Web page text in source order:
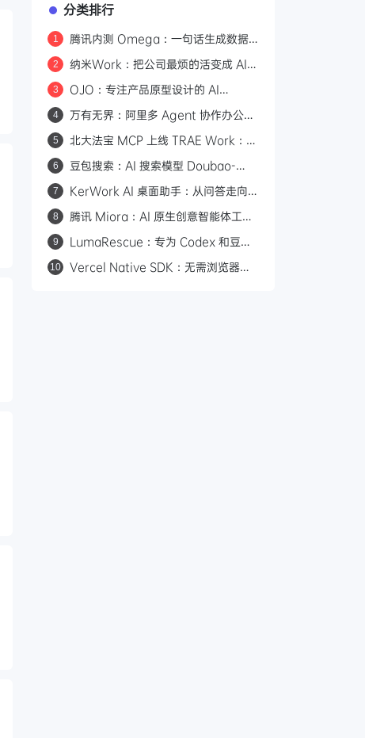
分类排行
1
腾讯内测 Omega：一句话生成数据
2
纳米Work：把公司最烦的活变成 AI
3
OJO：专注产品原型设计的 AI
4
万有无界：阿里多 Agent 协作办公平
5
北大法宝 MCP 上线 TRAE Work：
有权威依据
6
豆包搜索：AI 搜索模型 Doubao-
7
KerWork AI 桌面助手：从问答走向
8
腾讯 Miora：AI 原生创意智能体工作
视频/3D/UI
9
LumaRescue：专为 Codex 和豆包
10
Vercel Native SDK：无需浏览器的